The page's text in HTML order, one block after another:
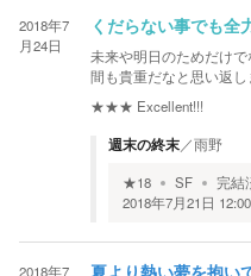
2018年7
月24日
くだらない事でも全
未来や明日のためだけ
間も貴重だなと思い返し
★★★ Excellent!!!
週末の終末／雨野
★18 SF 完結
2018年7月21日 12:00
2018年7